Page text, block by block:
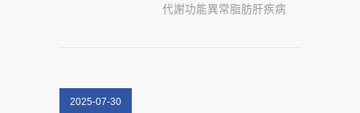
代謝功能異常脂肪肝疾病
2025-07-30